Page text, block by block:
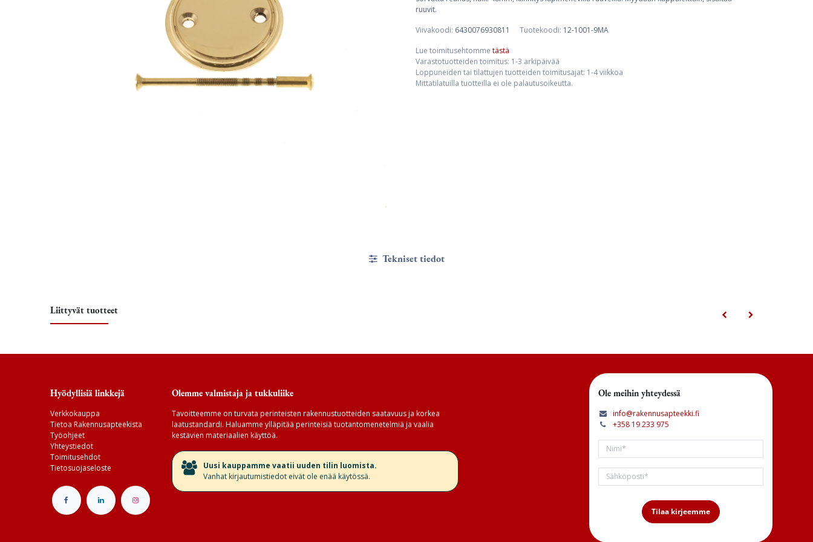
ruuvit.
Viivakoodi: 6430076930811 Tuotekoodi: 12-1001-9MA
Lue toimitusehtomme tästä
Varastotuotteiden toimitus: 1-3 arkipäivää
Loppuneiden tai tilattujen tuotteiden toimitusajat: 1-4 viikkoa
Mittatilatuilla tuotteilla ei ole palautusoikeutta.
Tekniset tiedot
Liittyvät tuotteet
Hyödyllisiä linkkejä
Verkkokauppa
Tietoa Rakennusapteekista
Työohjeet
Yhteystiedot
Toimitusehdot
Tietosuojaseloste
Olemme valmistaja ja tukkuliike
Tavoitteemme on turvata perinteisten rakennustuotteiden saatavuus ja korkea
laatustandardi. Haluamme ylläpitää perinteisiä tuotantomenetelmiä ja vaalia
kestävien materiaalien käyttöä.
​Uusi kauppamme vaatii uuden tilin luomista.
Vanhat kirjautumistiedot eivät ole enää käytössä.
Ole meihin yhteydessä
info@rakennusapteekki.fi
+358 19 233 975
Tilaa kirjeemme